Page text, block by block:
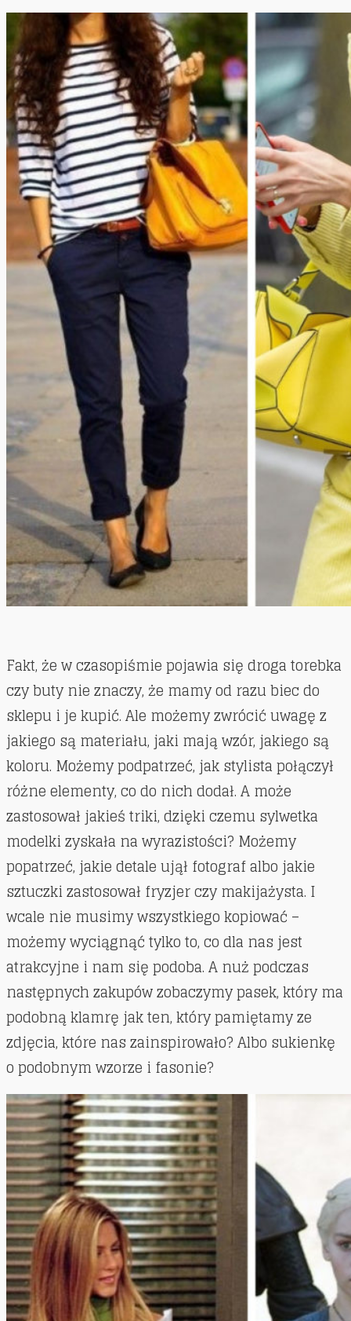
Fakt, że w czasopiśmie pojawia się droga torebka
czy buty nie znaczy, że mamy od razu biec do
sklepu i je kupić. Ale możemy zwrócić uwagę z
jakiego są materiału, jaki mają wzór, jakiego są
koloru. Możemy podpatrzeć, jak stylista połączył
różne elementy, co do nich dodał. A może
zastosował jakieś triki, dzięki czemu sylwetka
modelki zyskała na wyrazistości? Możemy
popatrzeć, jakie detale ujął fotograf albo jakie
sztuczki zastosował fryzjer czy makijażysta. I
wcale nie musimy wszystkiego kopiować –
możemy wyciągnąć tylko to, co dla nas jest
atrakcyjne i nam się podoba. A nuż podczas
następnych zakupów zobaczymy pasek, który ma
podobną klamrę jak ten, który pamiętamy ze
zdjęcia, które nas zainspirowało? Albo sukienkę
o podobnym wzorze i fasonie?